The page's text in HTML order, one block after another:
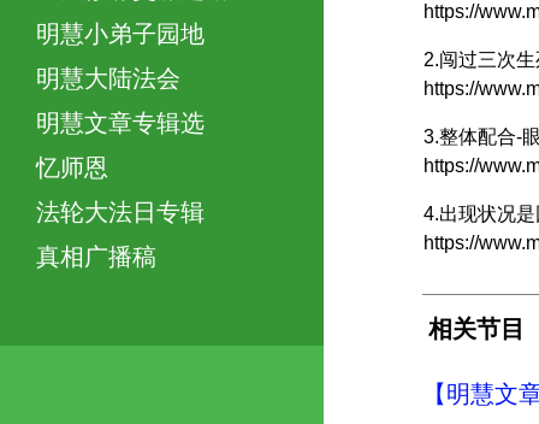
明慧小弟子园地
明慧大陆法会
明慧文章专辑选
忆师恩
法轮大法日专辑
真相广播稿
https://
2.闯过三次
https://
3.整体配合-
https://
4.出现状况
https://
相关节目
【明慧文